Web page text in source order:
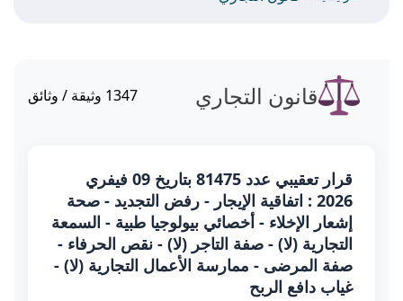
قانون التجاري 1347 وثيقة / وثائق
قرار تعقيبي عدد 81475 بتاريخ 09 فيفري
2026 : اتفاقية الإيجار - رفض التجديد - صحة
إشعار الإخلاء - أخصائي بيولوجيا طبية - السمعة
التجارية (لا) - صفة التاجر (لا) - نقص الحرفاء -
صفة المرضى - ممارسة الأعمال التجارية (لا) -
غياب دافع الربح